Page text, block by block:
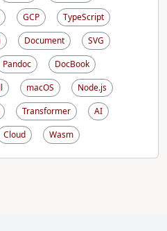
GCP
TypeScript
Document
SVG
Pandoc
DocBook
macOS
Node.js
Transformer
AI
Cloud Wasm